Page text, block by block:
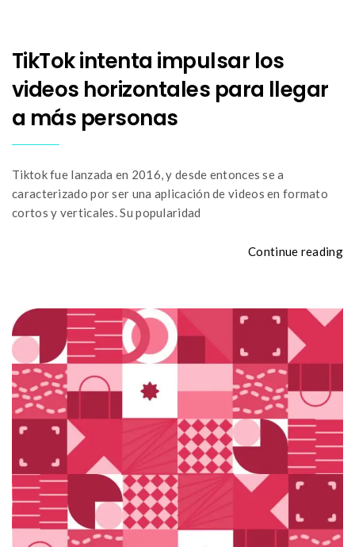
TikTok intenta impulsar los
videos horizontales para llegar
a más personas
Tiktok fue lanzada en 2016, y desde entonces se a
caracterizado por ser una aplicación de videos en formato
cortos y verticales. Su popularidad
Continue reading